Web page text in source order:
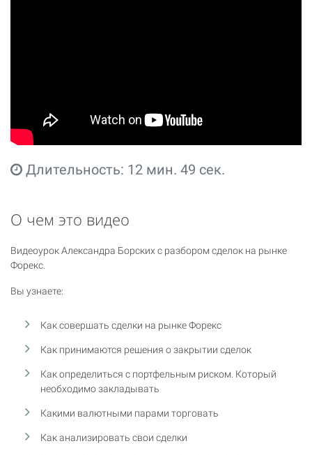
Длительность: 12 мин. 49 сек.
О чем это видео
Видеоурок Александра Борских с разбором сделок на рынке
Форекс.
Вы узнаете:
Как совершать сделки на рынке Форекс
Как принимаются решения о закрытии сделок
Как определиться с портфельным риском. Который
необходимо закладывать
Какими валютными парами торговать
Как анализировать свои сделки